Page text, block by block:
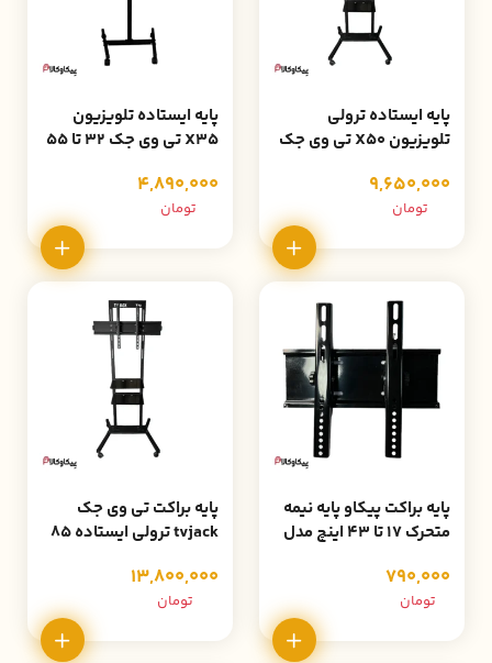
پایه ایستاده ترولی
تلویزیون X50 تی وی جک
9,650,000
تومان
پایه ایستاده تلویزیون
X35 تی وی جک 32 تا 55
4,890,000
تومان
پایه براکت پیکاو پایه نیمه
متحرک 17 تا 43 اینچ مدل
790,000
تومان
پایه براکت تی وی جک
tvjack ترولی ایستاده 85
13,800,000
تومان